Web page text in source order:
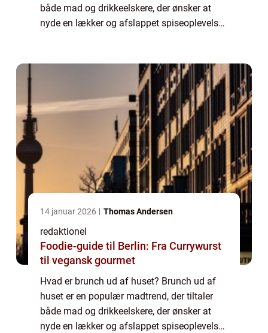
både mad og drikkeelskere, der ønsker at
nyde en lækker og afslappet spiseoplevelse
14 januar 2026 Thomas Andersen
redaktionel
Foodie-guide til Berlin: Fra Currywurst
til vegansk gourmet
Hvad er brunch ud af huset? Brunch ud af
huset er en populær madtrend, der tiltaler
både mad og drikkeelskere, der ønsker at
nyde en lækker og afslappet spiseoplevelse